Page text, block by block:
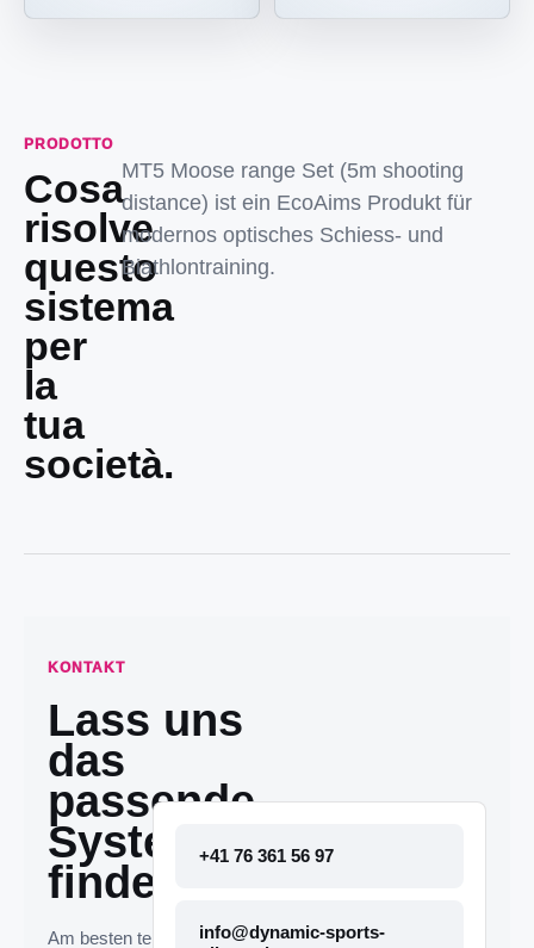
PRODOTTO
Cosa
risolve
questo
sistema
per
la
tua
società.
MT5 Moose range Set (5m shooting
distance) ist ein EcoAims Produkt für
modernos optisches Schiess- und
Biathlontraining.
KONTAKT
Lass uns
das
passende
System
finden.
Am besten telefonisch
+41 76 361 56 97
info@dynamic-sports-